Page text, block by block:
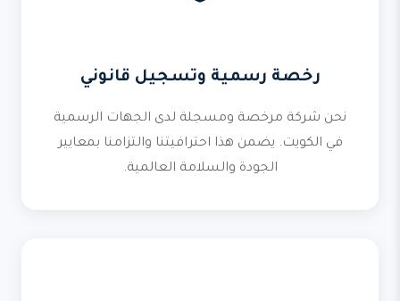
رخصة رسمية وتسجيل قانوني
نحن شركة مرخصة ومسجلة لدى الجهات الرسمية
في الكويت. يضمن هذا احترافيتنا والتزامنا بمعايير
الجودة والسلامة العالمية.